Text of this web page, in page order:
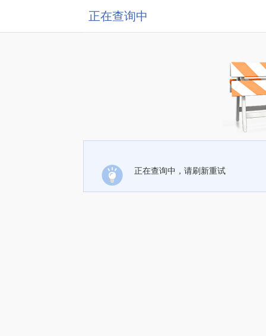
正在查询中
正在查询中，请刷新重试